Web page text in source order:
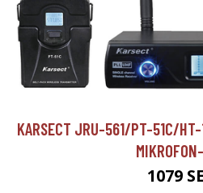
KARSECT JRU-561/PT-51C/HT-
1079